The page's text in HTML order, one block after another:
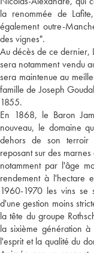
la renommée de
également outre-
des vignes".
Au décès de ce dernier,
sera notamment vendu
sera maintenue au
famille de Joseph
1855.
En 1868, le Baron
nouveau, le domaine
dehors de son terroir
reposant sur des
notamment par l'âge
rendement à l'hectare
1960-1970 les vins se
d'une gestion moins
la tête du groupe
la sixième génération
l'esprit et la qualité du